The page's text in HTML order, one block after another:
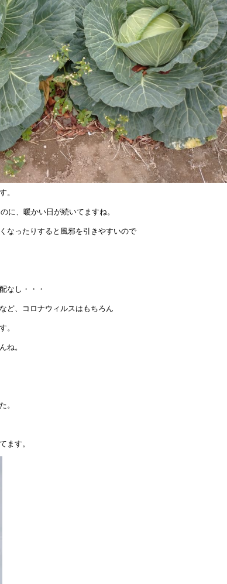
。
に、暖かい日が続いてますね。
なったりすると風邪を引きやすいので
なし・・・
ど、コロナウィルスはもちろん
。
ね。
。
ます。